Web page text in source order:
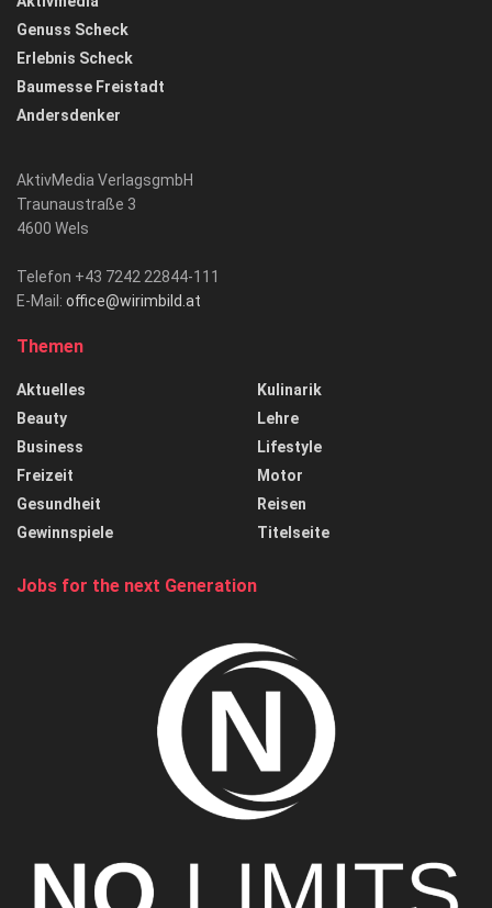
Genuss Scheck
Erlebnis Scheck
Baumesse Freistadt
Andersdenker
AktivMedia VerlagsgmbH
Traunaustraße 3
4600 Wels
Telefon +43 7242 22844-111
E-Mail: office@wirimbild.at
Themen
Aktuelles
Beauty
Business
Freizeit
Gesundheit
Gewinnspiele
Kulinarik
Lehre
Lifestyle
Motor
Reisen
Titelseite
Jobs for the next Generation